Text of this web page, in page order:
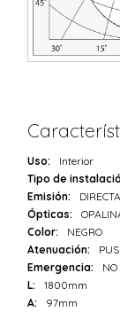
Uso:
Interior
Tipo de
Emisión:
DIRECTA
Ópticas:
Color:
NEGRO
Atenuación:
Emergencia:
NO
L:
1800mm
A:
97mm